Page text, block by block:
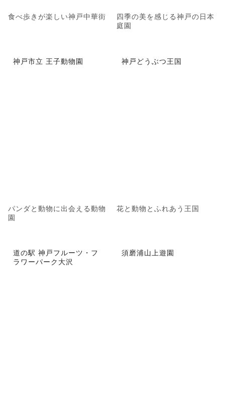
食べ歩きが楽しい神戸中華街
四季の美を感じる神戸の日本
庭園
神戸市立 王子動物園
パンダと動物に出会える動物
園
神戸どうぶつ王国
花と動物とふれあう王国
道の駅 神戸フルーツ・フ
ラワーパーク大沢
須磨浦山上遊園